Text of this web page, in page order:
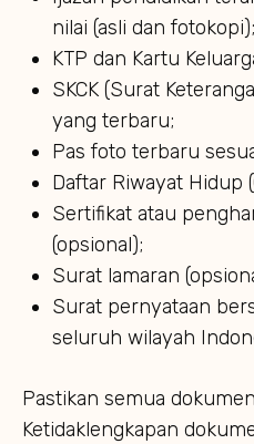
nilai (asli dan fotokopi);
KTP dan Kartu
SKCK (Surat
yang terbaru;
Pas foto terbaru
Daftar Riwayat Hidup
Sertifikat atau
(opsional);
Surat lamaran
Surat pernyataan
seluruh wilayah
Pastikan semua
Ketidaklengkapan